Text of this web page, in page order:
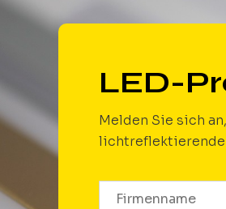
LED-
Melden Sie sich